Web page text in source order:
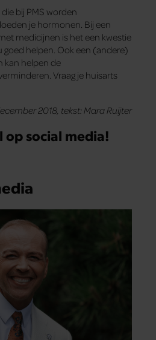
bij PMS worden
je hormonen. Bij een
medicijnen is het een kwestie
goed helpen. Ook een (andere)
kan helpen de
Vraag je huisarts
2018, tekst: Mara Ruijter
social media!